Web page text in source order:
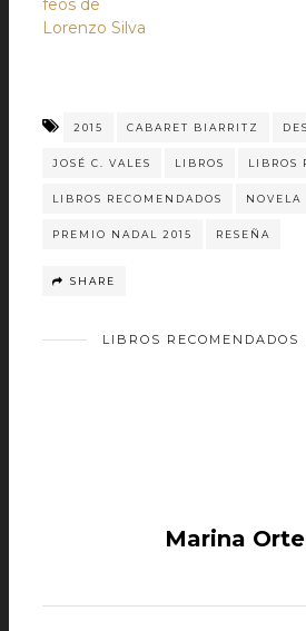
feos de
Lorenzo Silva
2015 CABARET BIARRITZ
JOSÉ C. VALES LIBROS LIBROS
LIBROS RECOMENDADOS NOVELA
PREMIO NADAL 2015 RESEÑA
SHARE
LIBROS RECOMENDADOS
Marina